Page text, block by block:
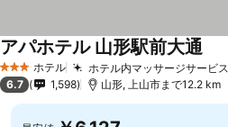
3 ホテルのランク
ホテル ホテル内マッサージサービス
アパホテル 山形駅前大通
6.7 1,598 山形, 上山市まで12.2 km